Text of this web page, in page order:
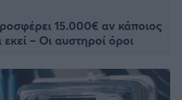
15.000€ αν κάποιος
εκεί – Οι αυστηροί όροι